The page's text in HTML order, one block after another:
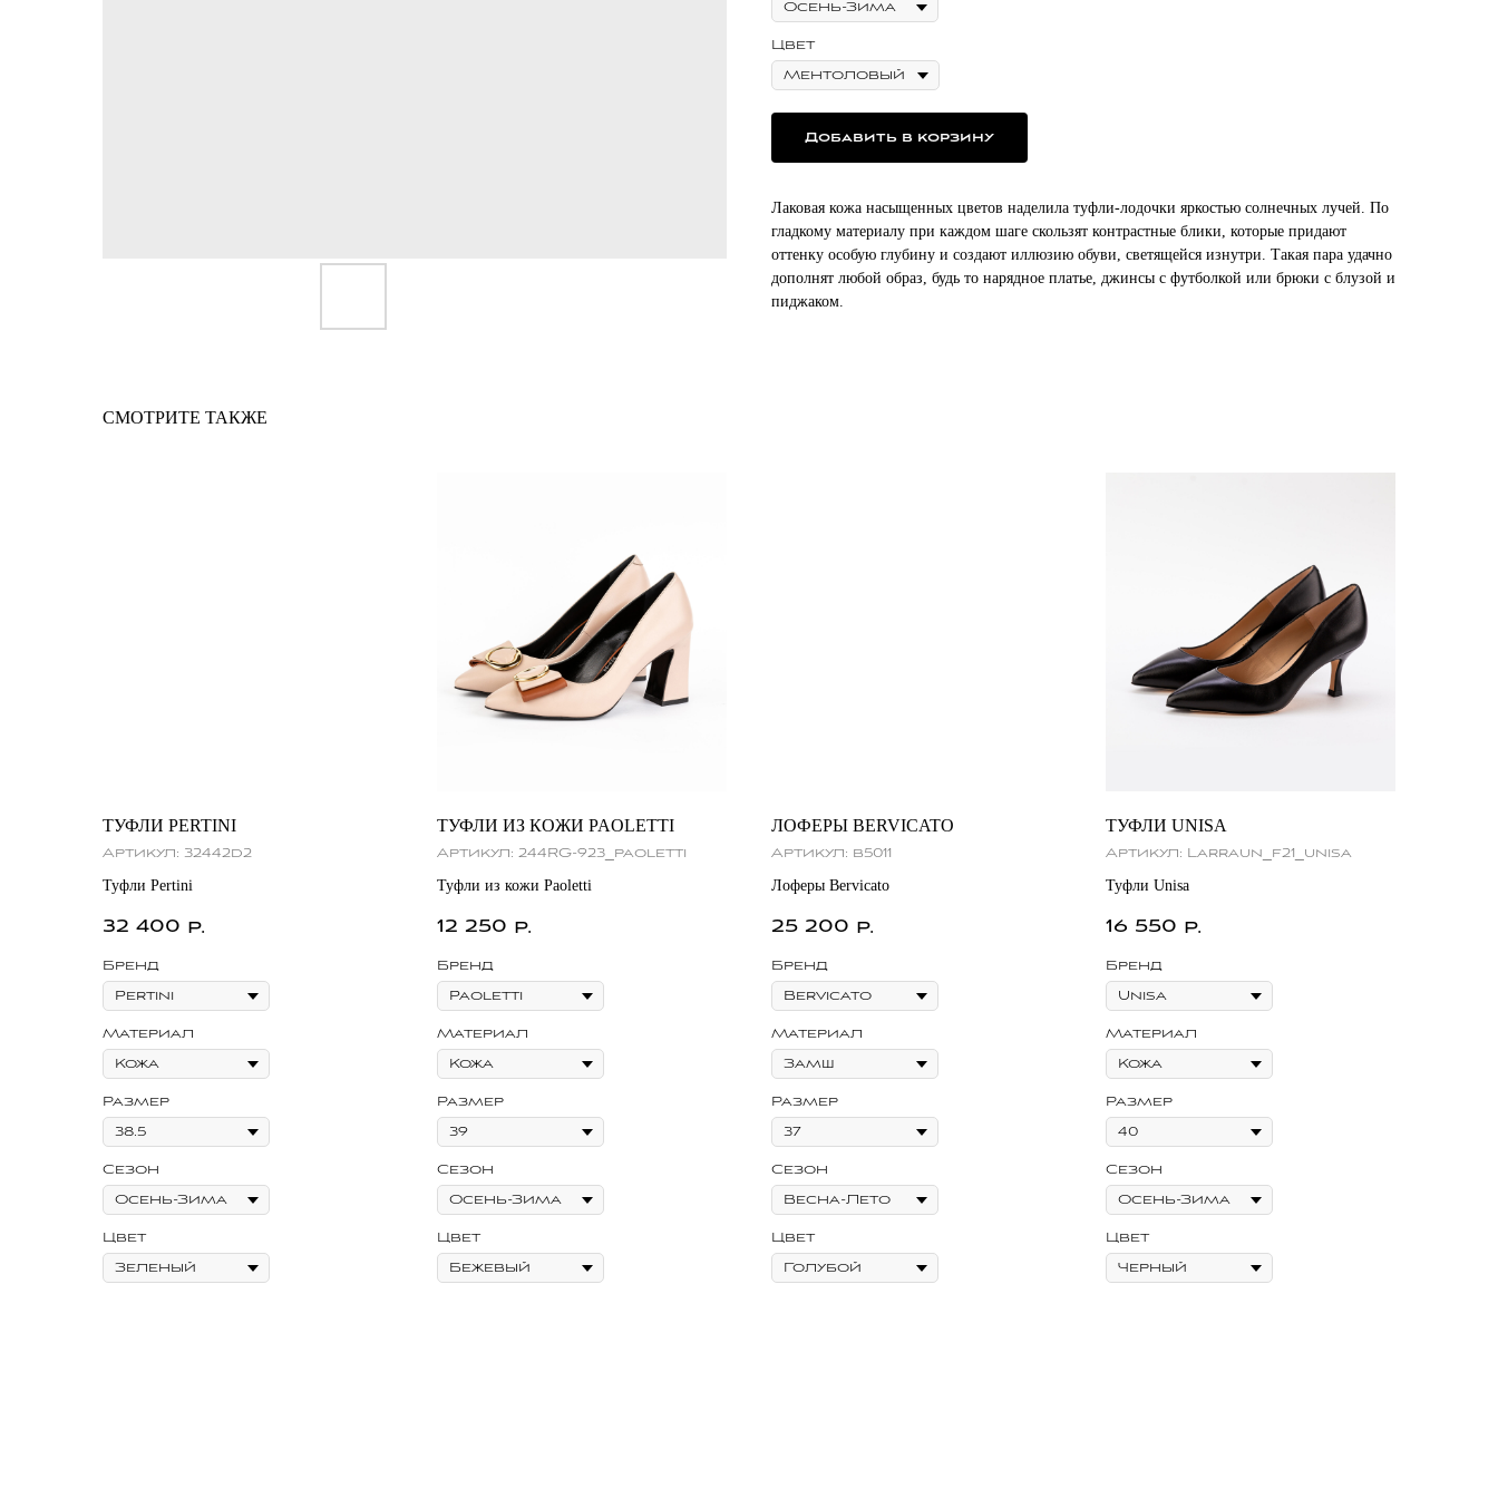
Цвет
Добавить в корзину
Лаковая кожа насыщенных цветов наделила туфли-лодочки яркостью солнечных лучей. По
гладкому материалу при каждом шаге скользят контрастные блики, которые придают
оттенку особую глубину и создают иллюзию обуви, светящейся изнутри. Такая пара удачно
дополнят любой образ, будь то нарядное платье, джинсы с футболкой или брюки с блузой и
пиджаком.
СМОТРИТЕ ТАКЖЕ
ТУФЛИ PERTINI
Артикул: 32442d2
Туфли Pertini
32 400 р.
Бренд
Материал
Размер
Сезон
Цвет
ТУФЛИ ИЗ КОЖИ PAOLETTI
Артикул: 244RG-923_paoletti
Туфли из кожи Paoletti
12 250 р.
Бренд
Материал
Размер
Сезон
Цвет
ЛОФЕРЫ BERVICATO
Артикул: b5011
Лоферы Bervicato
25 200 р.
Бренд
Материал
Размер
Сезон
Цвет
ТУФЛИ UNISA
Артикул: Larraun_f21_unisa
Туфли Unisa
16 550 р.
Бренд
Материал
Размер
Сезон
Цвет